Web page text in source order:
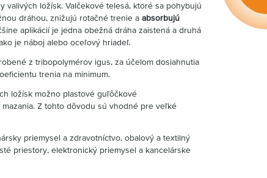
valivých ložísk. Valčekové telesá, ktoré sa pohybujú
dráhou, znižujú rotačné trenie a absorbujú
aplikácií je jedna obežná dráha zaistená a druhá
je náboj alebo oceľový hriadeľ.
z tribopolymérov igus, za účelom dosiahnutia
trenia na minimum.
ložísk možno plastové guľôčkové
Z tohto dôvodu sú vhodné pre veľké
priemysel a zdravotníctvo, obalový a textilný
priestory, elektronický priemysel a kancelárske